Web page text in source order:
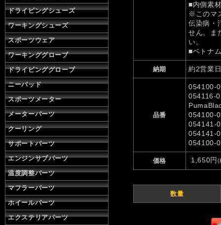
ドライビングシューズ
ワーキングシューズ
スポーツウェア
ワーキンググローブ
ドライビンググローブ
ニーパッド
スポーツメーター
メーターパーツ
クーリング
サポートパーツ
エンジンサブパーツ
温度調整パーツ
マフラーパーツ
ホイールパーツ
エクステリアパーツ
■内側素
※このマ
伝染病・
せん。ま
い。
■ベトナ
納期 約2営業
品番
054100-
054116-
054100-
054141-
054141-
054100-
価格 1,650円 (
数量